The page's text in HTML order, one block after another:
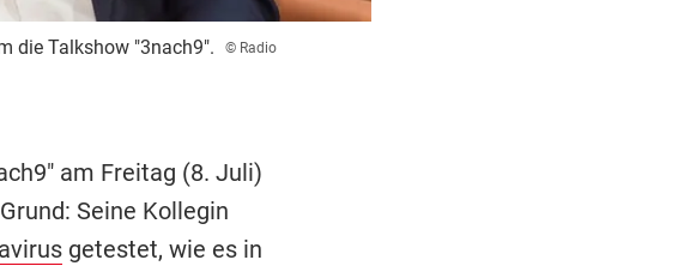
die Talkshow "3nach9".
© Radio
am Freitag (8. Juli)
Seine Kollegin
getestet, wie es in